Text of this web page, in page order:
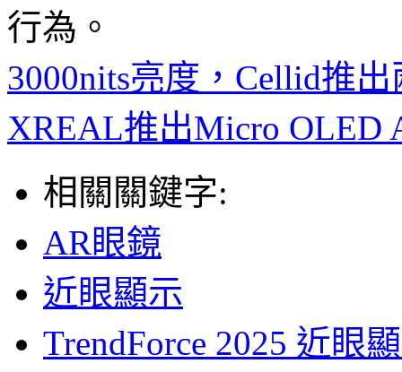
行為。
3000nits亮度，Cellid推
XREAL推出Micro OLED
相關關鍵字:
AR眼鏡
近眼顯示
TrendForce 2025 近眼